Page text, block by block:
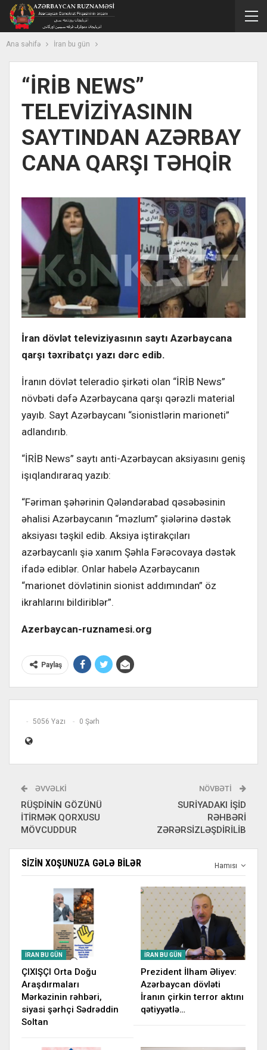
Ana səhifə İran bu gün
“İRİB NEWS”
TELEVİZİYASININ
SAYTINDAN AZƏRBAY
CANA QARŞI TƏHQİR
İran dövlət televiziyasının saytı Azərbaycana
qarşı təxribatçı yazı dərc edib.
İranın dövlət teleradio şirkəti olan “İRİB News”
növbəti dəfə Azərbaycana qarşı qərəzli material
yayıb. Sayt Azərbaycanı “sionistlərin marioneti”
adlandırıb.
“İRİB News” saytı anti-Azərbaycan aksiyasını geniş
işıqlandıraraq yazıb:
“Fəriman şəhərinin Qələndərabad qəsəbəsinin
əhalisi Azərbaycanın “məzlum” şiələrinə dəstək
aksiyası təşkil edib. Aksiya iştirakçıları
azərbaycanlı şiə xanım Şəhla Fərəcovaya dəstək
ifadə ediblər. Onlar habelə Azərbaycanın
“marionet dövlətinin sionist addımından” öz
ikrahlarını bildiriblər”.
Azerbaycan-ruznamesi.org
Paylaş
5056 Yazı 0 Şərh
ƏVVƏLKI
RÜŞDİNİN GÖZÜNÜ
İTİRMƏK QORXUSU
MÖVCUDDUR
NÖVBƏTI
SURİYADAKI İŞİD
RƏHBƏRİ
ZƏRƏRSİZLƏŞDİRİLİB
Hamısı
SIZIN XOŞUNUZA GƏLƏ BILƏR
İRAN BU GÜN
ÇIXIŞÇI Orta Doğu
Araşdırmaları
Mərkəzinin rəhbəri,
siyasi şərhçi Sədrəddin
Soltan
İRAN BU GÜN
Prezident İlham Əliyev:
Azərbaycan dövləti
İranın çirkin terror aktını
qətiyyətlə…